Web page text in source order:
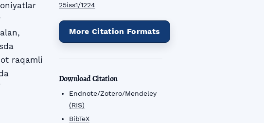
25iss1/1224
More Citation Formats
Download Citation
Endnote/Zotero/Mendeley
(RIS)
BibTeX
raqamli